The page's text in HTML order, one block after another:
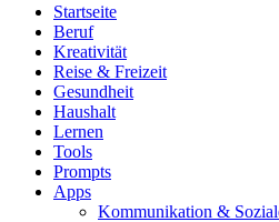
Startseite
Beruf
Kreativität
Reise & Freizeit
Gesundheit
Haushalt
Lernen
Tools
Prompts
Apps
Kommunikation &